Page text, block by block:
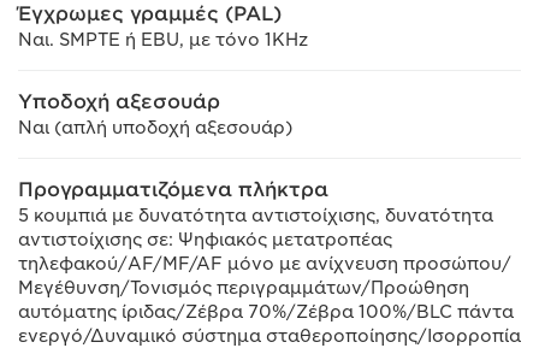
Έγχρωμες γραμμές (PAL)
Ναι. SMPTE ή EBU, με τόνο 1KHz
Υποδοχή αξεσουάρ
Ναι (απλή υποδοχή αξεσουάρ)
Προγραμματιζόμενα πλήκτρα
5 κουμπιά με δυνατότητα αντιστοίχισης, δυνατότητα
αντιστοίχισης σε: Ψηφιακός μετατροπέας
τηλεφακού/AF/MF/AF μόνο με ανίχνευση προσώπου/
Μεγέθυνση/Τονισμός περιγραμμάτων/Προώθηση
αυτόματης ίριδας/Ζέβρα 70%/Ζέβρα 100%/BLC πάντα
ενεργό/Δυναμικό σύστημα σταθεροποίησης/Ισορροπία